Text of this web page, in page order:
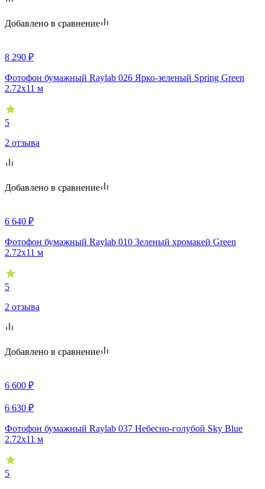
Добавлено в сравнение
8 290 ₽
Фотофон бумажный Raylab 026 Ярко-зеленый Spring Green
2.72x11 м
5
2 отзыва
Добавлено в сравнение
6 640 ₽
Фотофон бумажный Raylab 010 Зеленый хромакей Green
2.72x11 м
5
2 отзыва
Добавлено в сравнение
6 600 ₽
6 630 ₽
Фотофон бумажный Raylab 037 Небесно-голубой Sky Blue
2.72x11 м
5